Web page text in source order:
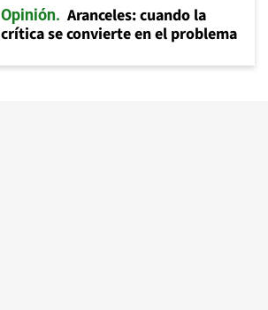
Opinión
Aranceles: cuando la
crítica se convierte en el problema